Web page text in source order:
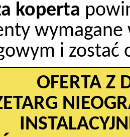
koperta
i zostać
OFERTA Z